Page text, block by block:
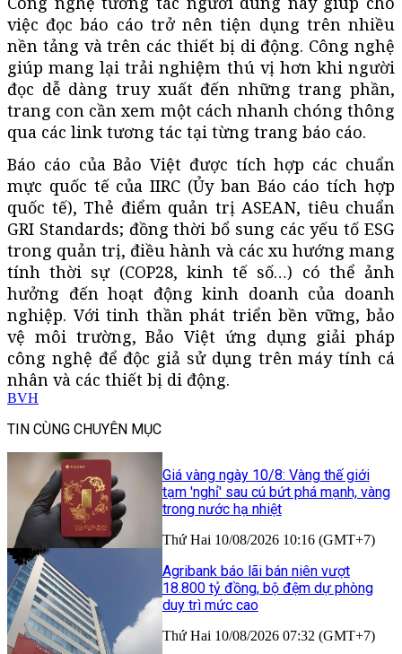
việc đọc báo cáo trở nên tiện dụng trên nhiều
nền tảng và trên các thiết bị di động. Công nghệ
giúp mang lại trải nghiệm thú vị hơn khi người
đọc dễ dàng truy xuất đến những trang phần,
trang con cần xem một cách nhanh chóng thông
qua các link tương tác tại từng trang báo cáo.
Báo cáo của Bảo Việt được tích hợp các chuẩn
mực quốc tế của IIRC (Ủy ban Báo cáo tích hợp
quốc tế), Thẻ điểm quản trị ASEAN, tiêu chuẩn
GRI Standards; đồng thời bổ sung các yếu tố ESG
trong quản trị, điều hành và các xu hướng mang
tính thời sự (COP28, kinh tế số…) có thể ảnh
hưởng đến hoạt động kinh doanh của doanh
nghiệp. Với tinh thần phát triển bền vững, bảo
vệ môi trường, Bảo Việt ứng dụng giải pháp
công nghệ để độc giả sử dụng trên máy tính cá
nhân và các thiết bị di động.
BVH
TIN CÙNG CHUYÊN MỤC
Giá vàng ngày 10/8: Vàng thế giới
tạm 'nghỉ' sau cú bứt phá mạnh, vàng
trong nước hạ nhiệt
Thứ Hai 10/08/2026 10:16 (GMT+7)
Agribank báo lãi bán niên vượt
18.800 tỷ đồng, bộ đệm dự phòng
duy trì mức cao
Thứ Hai 10/08/2026 07:32 (GMT+7)